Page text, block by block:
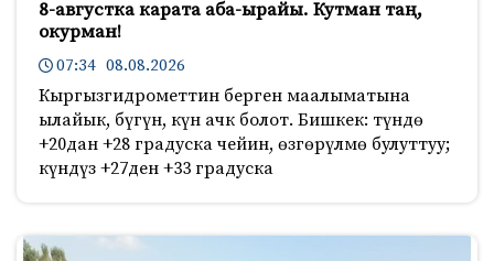
8-августка карата аба-ырайы. Кутман таң,
окурман!
07:34 08.08.2026
Кыргызгидрометтин берген маалыматына
ылайык, бүгүн, күн ачк болот. Бишкек: түндө
+20дан +28 градуска чейин, өзгөрүлмө булуттуу;
күндүз +27ден +33 градуска